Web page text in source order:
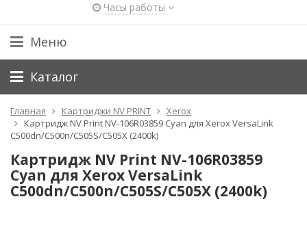
Часы работы
Меню
Каталог
Главная Картриджи NV PRINT
Xerox
Картридж NV Print NV-106R03859 Cyan для Xerox VersaLink
C500dn/C500n/C505S/C505X (2400k)
Картридж NV Print NV-106R03859
Cyan для Xerox VersaLink
C500dn/C500n/C505S/C505X (2400k)